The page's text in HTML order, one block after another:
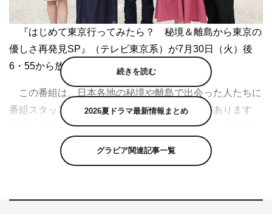
『はじめて東京行ってみたら？ 秘境＆離島から東京の
優しさ再発見SP』（テレビ東京系）が7月30日（火）後
6・55から放送される。
この番組は、日本各地の秘境や離島で出会った人たちに
番組スタッフが「あなたは東京へ行ったことがあります
か？」とインタビューし、初めて東京に行くという人たち
に密着するシリーズの第5弾。今回は高知県、山口県、宮
崎県、鹿児島県で暮らす人たちを“はじめての東京”へ招待
続きを読む
2026夏ドラマ最新情報まとめ
グラビア関連記事一覧